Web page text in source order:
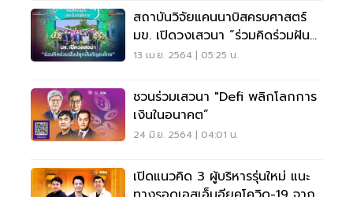
Drive Thru’
สถาบันวิจัยแคนนาบิสครบศาสตร์
มข. เปิดวงเสวนา “ร่วมคิดร่วมฝัน
ปลุกปั้นกัญชงไทย”
13 เม.ย. 2564 | 05:25 น.
ชวนร่วมเสวนา "Defi พลิกโลกการ
เงินในอนาคต”
24 มิ.ย. 2564 | 04:01 น.
เปิดแนวคิด 3 ผู้บริหารรุ่นใหม่ แนะ